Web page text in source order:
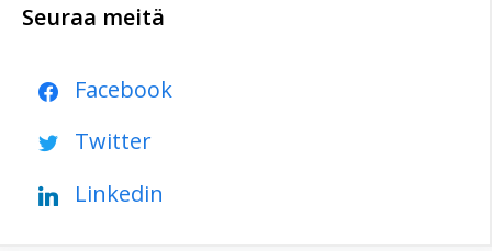
Seuraa meitä
Facebook
Twitter
Linkedin